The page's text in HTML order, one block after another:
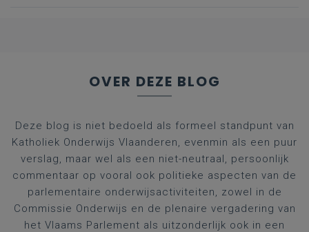
OVER DEZE BLOG
Deze blog is niet bedoeld als formeel standpunt van
Katholiek Onderwijs Vlaanderen, evenmin als een puur
verslag, maar wel als een niet-neutraal, persoonlijk
commentaar op vooral ook politieke aspecten van de
parlementaire onderwijsactiviteiten, zowel in de
Commissie Onderwijs en de plenaire vergadering van
het Vlaams Parlement als uitzonderlijk ook in een